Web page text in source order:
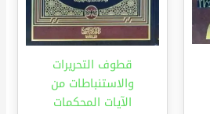
قطوف التحريرات
والاستنباطات من
الآيات المحكمات